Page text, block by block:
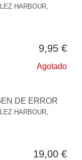
HARBOUR,
9,95 €
Agotado
DE ERROR
HARBOUR,
19,00 €